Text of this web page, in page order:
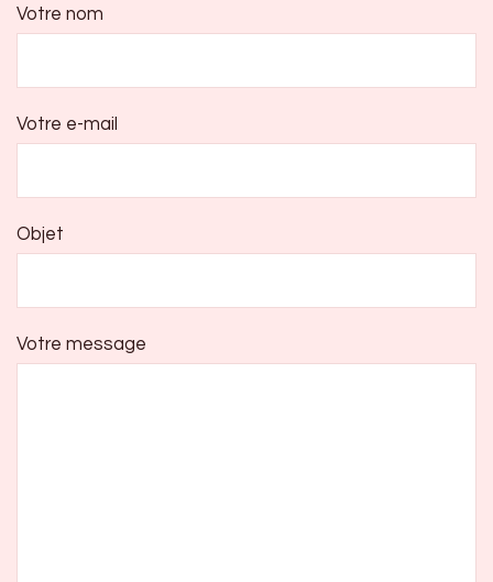
Votre nom
Votre e-mail
Objet
Votre message